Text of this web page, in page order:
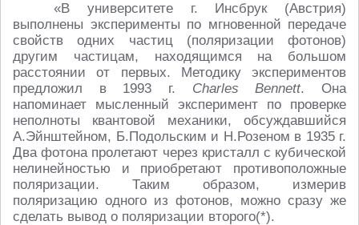
«В университете г. Инсбрук (Австрия)
выполнены эксперименты по мгновенной передаче
свойств одних частиц (поляризации фотонов)
другим частицам, находящимся на большом
расстоянии от первых. Методику экспериментов
предложил в 1993 г. Charles Bennett. Она
напоминает мысленный эксперимент по проверке
неполноты квантовой механики, обсуждавшийся
А.Эйнштейном, Б.Подольским и Н.Розеном в 1935 г.
Два фотона пролетают через кристалл с кубической
нелинейностью и приобретают противоположные
поляризации. Таким образом, измерив
поляризацию одного из фотонов, можно сразу же
сделать вывод о поляризации второго(*).